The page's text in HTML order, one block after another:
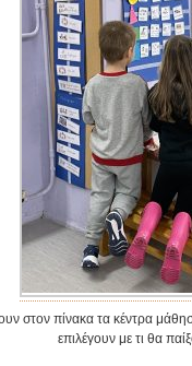
στον πίνακα τα κέντρα
επιλέγουν με τι θα